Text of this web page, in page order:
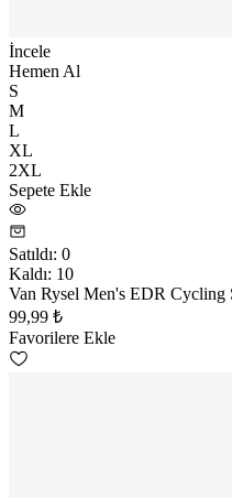
İncele
Hemen Al
S
M
L
XL
2XL
Sepete Ekle
Satıldı: 0
Kaldı: 10
Van Rysel Men's EDR Cycling
99,99 ₺
Favorilere Ekle